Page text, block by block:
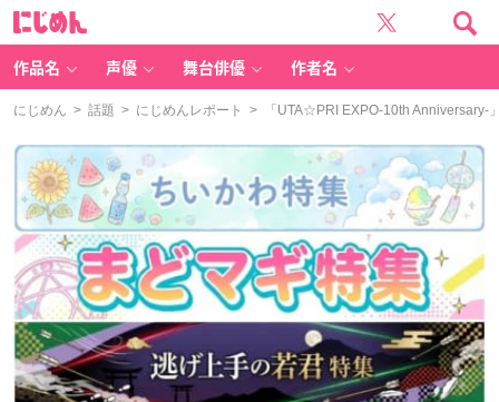
作品名 声優 舞台俳優 作者名
にじめん > 話題 > にじめんレポート > 「UTA☆PRI EXPO-10th Anniversary-